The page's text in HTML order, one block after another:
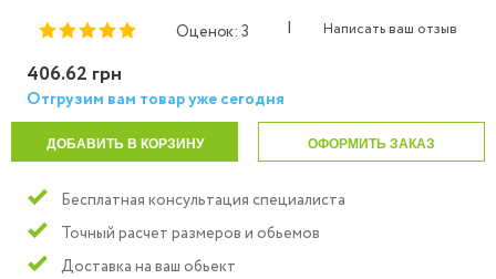
Оценок: 3 | Написать ваш отзыв
406.62 грн
Отгрузим вам товар уже сегодня
ДОБАВИТЬ В КОРЗИНУ ОФОРМИТЬ ЗАКАЗ
Бесплатная консультация специалиста
Точный расчет размеров и обьемов
Доставка на ваш обьект